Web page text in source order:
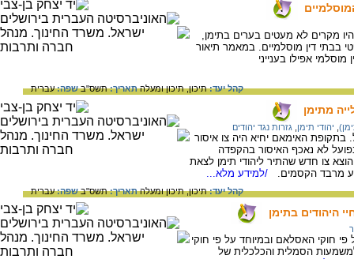
מקרים לא מעטים בערים בתימן,
בבתי דין מוסלמיים. במאמר תיאור
אפילו בענייני
קהל יעד:תיכון,תיכון ומעלהתאריך:תשס"בשפה:עברית
מתימן
יהודי תימן גזרות נגד יהודים
בתקופת האימאם יחיא היה צו איסור
לא נאכף האיסור בהקפדה
יצאו מתימן לארץ ישראל. במאי 1949 הוצא צו חדש שהתיר ליהודי תימן לצאת
מרבד הקסמים.
/למידע מלא...
קהל יעד:תיכון,תיכון ומעלהתאריך:תשס"בשפה:עברית
היהודים בתימן
חוקי האסלאם ובמיוחד על פי חוקי
הסמלית והכלכלית של